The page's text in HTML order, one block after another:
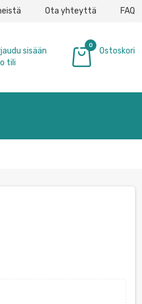
Ota yhteyttä FAQ
sisään
tili
0
Ostoskori